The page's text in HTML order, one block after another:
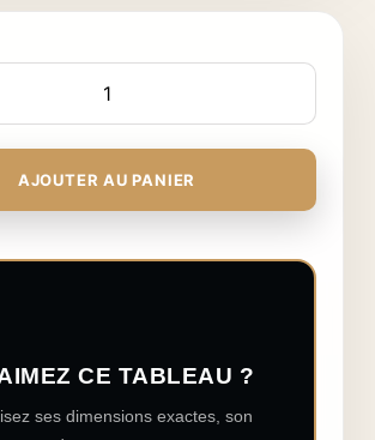
AJOUTER AU PANIER
CE TABLEAU ?
ses dimensions exactes, son